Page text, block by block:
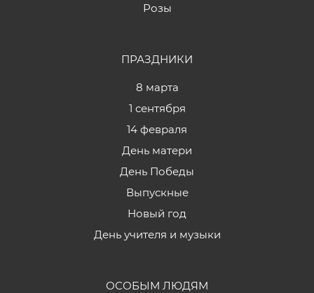
Розы
ПРАЗДНИКИ
8 марта
1 сентября
14 февраля
День матери
День Победы
Выпускные
Новый год
День учителя и музыки
ОСОБЫМ ЛЮДЯМ